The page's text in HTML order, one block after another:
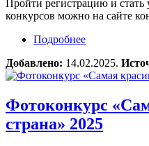
Пройти регистрацию и
конкурсов можно на сайте
Подробнее
Добавлено: 14.02.2025.
Фотоконкурс
страна» 2025